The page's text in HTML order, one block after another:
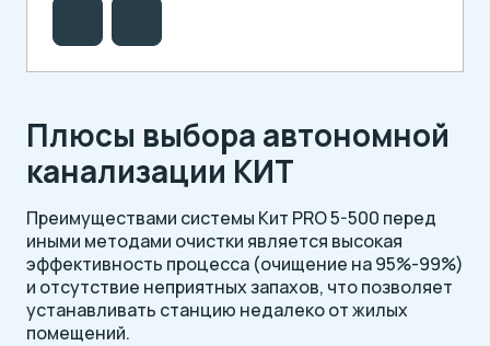
Плюсы выбора автономной
канализации КИТ
Преимуществами системы Кит PRO 5-500 перед
иными методами очистки является высокая
эффективность процесса (очищение на 95%-99%)
и отсутствие неприятных запахов, что позволяет
устанавливать станцию недалеко от жилых
помещений.